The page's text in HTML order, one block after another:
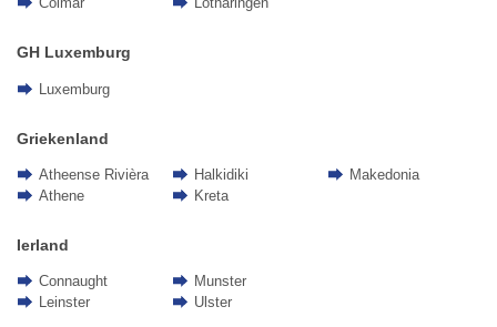
GH Luxemburg
Luxemburg
Griekenland
Atheense Rivièra
Athene
Halkidiki
Kreta
Makedonia
Ierland
Connaught
Leinster
Munster
Ulster